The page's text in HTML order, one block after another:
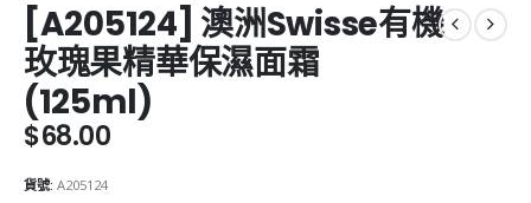
[A205124] 澳洲Swisse有機
玫瑰果精華保濕面霜
(125ml)
$68.00
貨號: A205124